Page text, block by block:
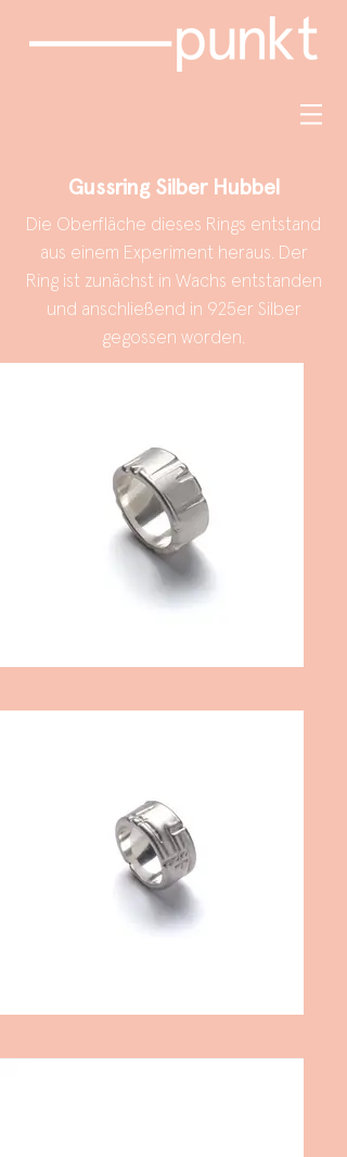
Gussring Silber Hubbel
Die Oberfläche dieses Rings entstand
aus einem Experiment heraus. Der
Ring ist zunächst in Wachs entstanden
und anschließend in 925er Silber
gegossen worden.